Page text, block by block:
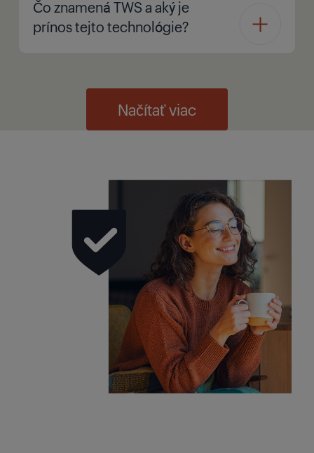
Čo znamená TWS a aký je
prínos tejto technológie?
Načítať viac